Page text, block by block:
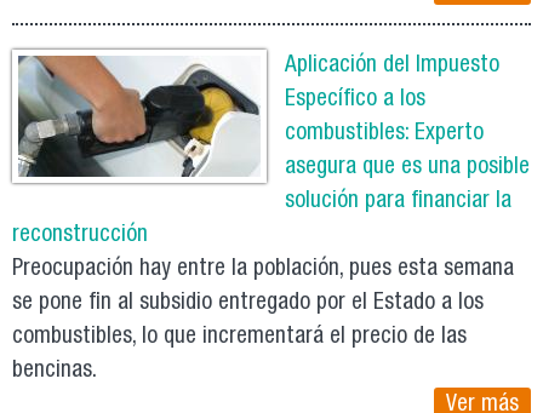
Aplicación del Impuesto
Específico a los
combustibles: Experto
asegura que es una posible
solución para financiar la
reconstrucción
Preocupación hay entre la población, pues esta semana
se pone fin al subsidio entregado por el Estado a los
combustibles, lo que incrementará el precio de las
bencinas.
Ver más